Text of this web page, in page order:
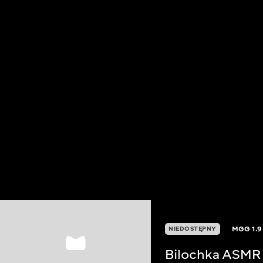
NIEDOSTĘPNY MGG1.9
Bilochka ASMR